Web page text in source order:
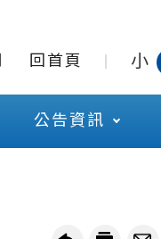
回首頁 小
公告資訊